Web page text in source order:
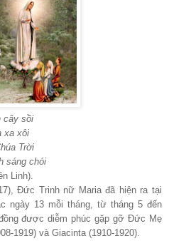
sồi
xôi
Trời
chói
Đức Trinh nữ Maria đã hiện ra tại
ngày 13 mỗi tháng, từ tháng 5 đến
được diễm phúc gặp gỡ Đức Mẹ
1919) và Giacinta (1910-1920).